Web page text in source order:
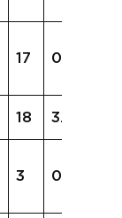
17 0.13mg
18 3.04mg
3 0.6mg